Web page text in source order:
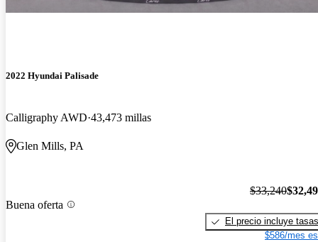
2022 Hyundai Palisade
Calligraphy AWD 43,473 millas
Glen Mills, PA
Buena oferta
$33,240
El precio incluye tasas
$586/mes